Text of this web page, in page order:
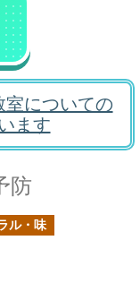
についての
ます
防
ル・味